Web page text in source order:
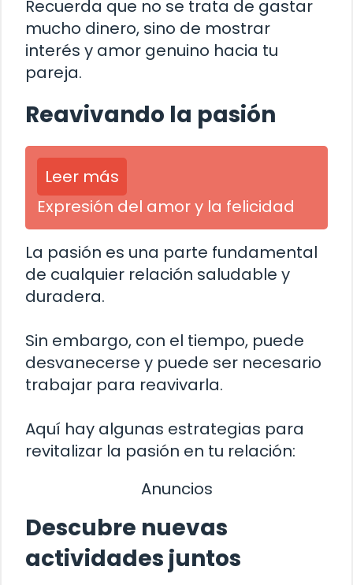
Recuerda que no se trata de gastar
mucho dinero, sino de mostrar
interés y amor genuino hacia tu
pareja.
Reavivando la pasión
Leer más
Expresión del amor y la felicidad
La pasión es una parte fundamental
de cualquier relación saludable y
duradera.
Sin embargo, con el tiempo, puede
desvanecerse y puede ser necesario
trabajar para reavivarla.
Aquí hay algunas estrategias para
revitalizar la pasión en tu relación:
Anuncios
Descubre nuevas
actividades juntos